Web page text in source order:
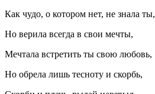
Как чудо, о котором нет, не знала ты,
Но верила всегда в свои мечты,
Мечтала встретить ты свою любовь,
Но обрела лишь тесноту и скорбь,